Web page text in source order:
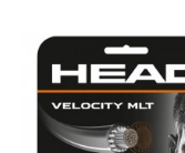
base